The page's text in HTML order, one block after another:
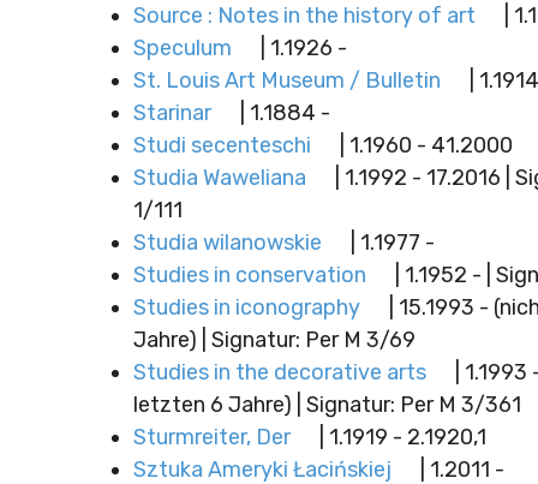
Source : Notes in the history of art
|
Speculum
| 1.1926 -
St. Louis Art Museum / Bulletin
|
Starinar
| 1.1884 -
Studi secenteschi
| 1.1960 - 41.2000
Studia Waweliana
| 1.1992 - 17.2016 |
1/111
Studia wilanowskie
| 1.1977 -
Studies in conservation
| 1.1952 - |
Studies in iconography
| 15.1993 -
Jahre) | Signatur: Per M 3/69
Studies in the decorative arts
|
letzten 6 Jahre) | Signatur: Per M 3/361
Sturmreiter, Der
| 1.1919 - 2.1920,1
Sztuka Ameryki Łacińskiej
| 1.2011 -